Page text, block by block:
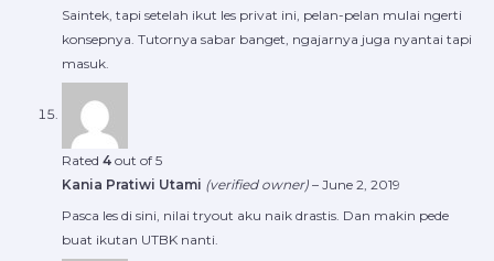
Saintek, tapi setelah ikut les privat ini, pelan-pelan mulai ngerti
konsepnya. Tutornya sabar banget, ngajarnya juga nyantai tapi
masuk.
Rated 4 out of 5
Kania Pratiwi Utami (verified owner) – June 2, 2019
Pasca les di sini, nilai tryout aku naik drastis. Dan makin pede
buat ikutan UTBK nanti.